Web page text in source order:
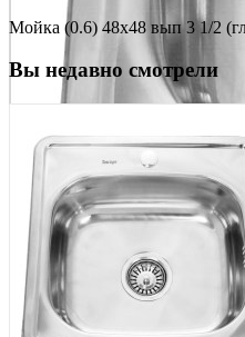
Мойка (0.6) 48х48 вып 3 1/2
Вы недавно смотрели